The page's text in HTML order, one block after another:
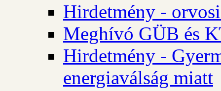
Hirdetmény -
Meghívó GÜB és
Hirdetmény -
energiaválság miatt